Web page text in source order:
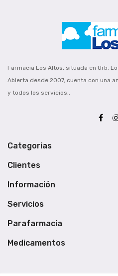
Farmacia Los Altos, situada en Urb.
Abierta desde 2007, cuenta con una
y todos los servicios..
Categorias
Clientes
Información
Servicios
Parafarmacia
Medicamentos